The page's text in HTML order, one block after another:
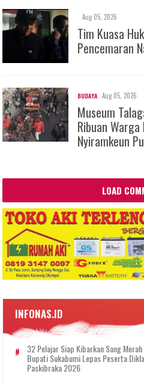
Aug 05, 2026
Tim Kuasa
Pencemaran
BUDAYA Aug 05, 2026
Museum
Ribuan
Nyiramkeun
LOAD
INFONAS.ID
32 Pelajar Siap Kibarkan Sang
Bupati Sukabumi Lepas Peserta
Paskibraka 2026